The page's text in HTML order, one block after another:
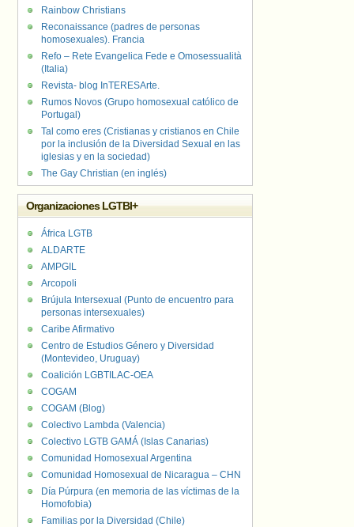
Rainbow Christians
Reconaissance (padres de personas
homosexuales). Francia
Refo – Rete Evangelica Fede e Omosessualità
(Italia)
Revista- blog InTERESArte.
Rumos Novos (Grupo homosexual católico de
Portugal)
Tal como eres (Cristianas y cristianos en Chile
por la inclusión de la Diversidad Sexual en las
iglesias y en la sociedad)
The Gay Christian (en inglés)
Organizaciones LGTBI+
África LGTB
ALDARTE
AMPGIL
Arcopoli
Brújula Intersexual (Punto de encuentro para
personas intersexuales)
Caribe Afirmativo
Centro de Estudios Género y Diversidad
(Montevideo, Uruguay)
Coalición LGBTILAC-OEA
COGAM
COGAM (Blog)
Colectivo Lambda (Valencia)
Colectivo LGTB GAMÁ (Islas Canarias)
Comunidad Homosexual Argentina
Comunidad Homosexual de Nicaragua – CHN
Día Púrpura (en memoria de las víctimas de la
Homofobia)
Familias por la Diversidad (Chile)